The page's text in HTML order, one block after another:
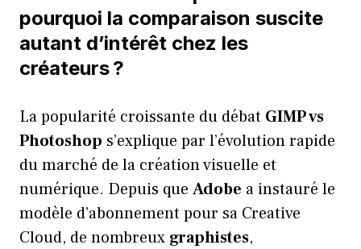
pourquoi la comparaison suscite
autant d’intérêt chez les
créateurs ?
La popularité croissante du débat GIMP vs
Photoshop s’explique par l’évolution rapide
du marché de la création visuelle et
numérique. Depuis que Adobe a instauré le
modèle d’abonnement pour sa Creative
Cloud, de nombreux graphistes,